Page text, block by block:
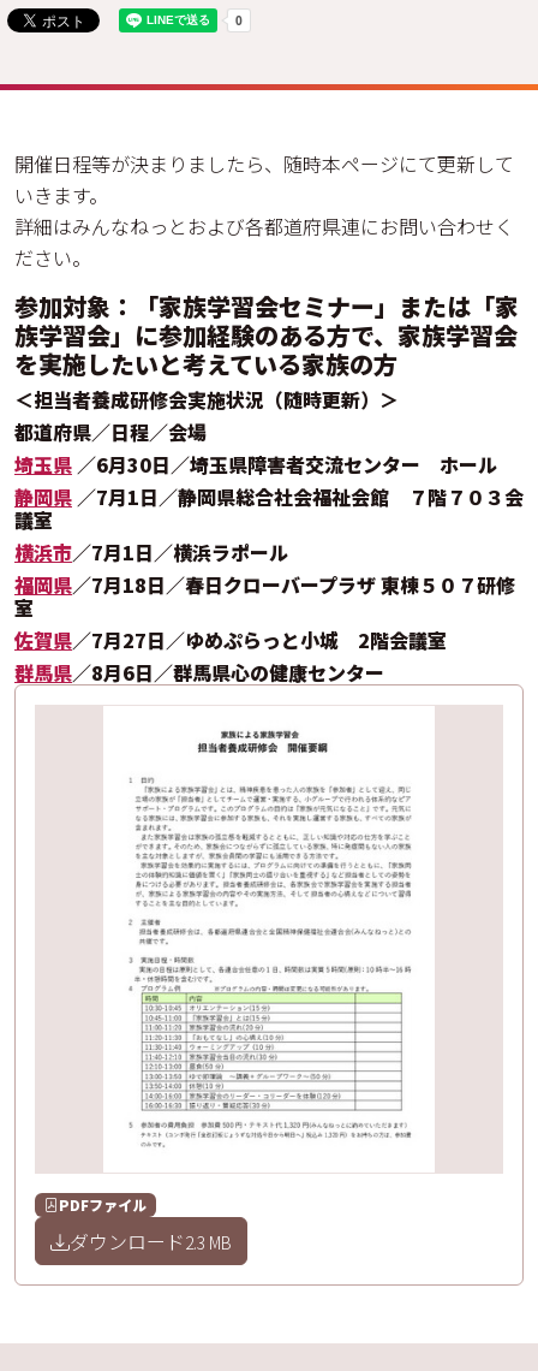
開催日程等が決まりましたら、随時本ページにて更新して
いきます。
詳細はみんなねっとおよび各都道府県連にお問い合わせく
ださい。
参加対象：「家族学習会セミナー」または「家
族学習会」に参加経験のある方で、家族学習会
を実施したいと考えている家族の方
＜担当者養成研修会実施状況（随時更新）＞
都道府県／日程／会場
埼玉県 ／6月30日／埼玉県障害者交流センター ホール
静岡県 ／7月1日／静岡県総合社会福祉会館 ７階７０３会
議室
横浜市／7月1日／横浜ラポール
福岡県／7月18日／春日クローバープラザ 東棟５０７研修
室
佐賀県／7月27日／ゆめぷらっと小城 2階会議室
群馬県／8月6日／群馬県心の健康センター
PDFファイル
ダウンロード2.3 MB